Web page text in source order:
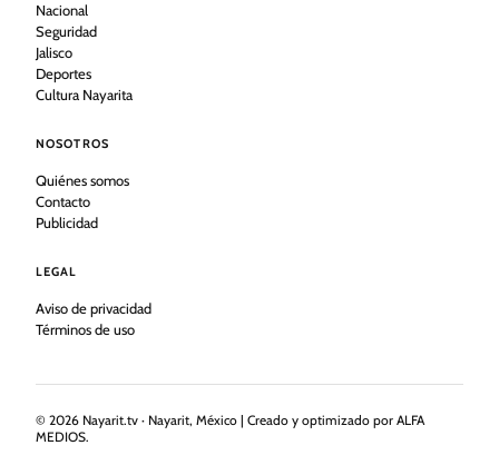
Nacional
Seguridad
Jalisco
Deportes
Cultura Nayarita
NOSOTROS
Quiénes somos
Contacto
Publicidad
LEGAL
Aviso de privacidad
Términos de uso
© 2026 Nayarit.tv · Nayarit, México | Creado y optimizado por ALFA
MEDIOS.